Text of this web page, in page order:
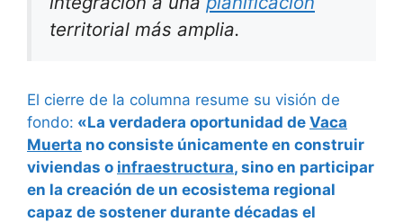
territorial más amplia.
El cierre de la columna resume su visión de
fondo: «La verdadera oportunidad de Vaca
Muerta no consiste únicamente en construir
viviendas o infraestructura, sino en participar
en la creación de un ecosistema regional
capaz de sostener durante décadas el